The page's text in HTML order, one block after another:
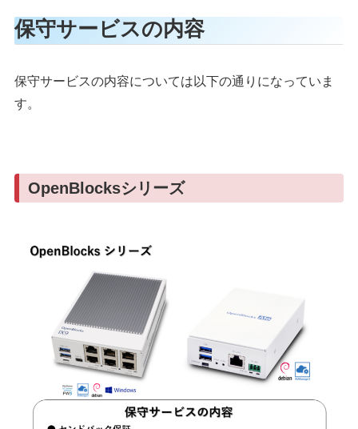
保守サービスの内容
保守サービスの内容については以下の通りになっていま
す。
OpenBlocksシリーズ